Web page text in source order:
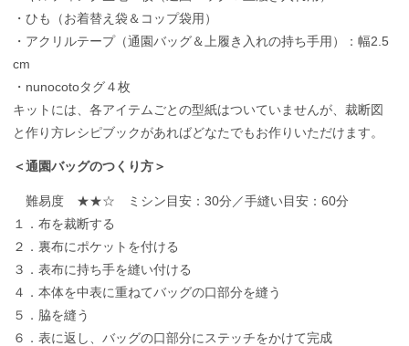
・ひも（お着替え袋＆コップ袋用）
・アクリルテープ（通園バッグ＆上履き入れの持ち手用）：幅2.5
cm
・nunocotoタグ４枚
キットには、各アイテムごとの型紙はついていませんが、裁断図
と作り方レシピブックがあればどなたでもお作りいただけます。
＜通園バッグのつくり方＞
難易度 ★★☆ ミシン目安：30分／手縫い目安：60分
１．布を裁断する
２．裏布にポケットを付ける
３．表布に持ち手を縫い付ける
４．本体を中表に重ねてバッグの口部分を縫う
５．脇を縫う
６．表に返し、バッグの口部分にステッチをかけて完成